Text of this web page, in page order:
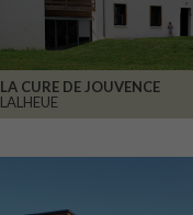
LA CURE DE JOUVENCE
LALHEUE